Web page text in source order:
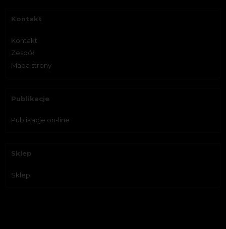
Kontakt
Kontakt
Zespół
Mapa strony
Publikacje
Publikacje on-line
Sklep
Sklep